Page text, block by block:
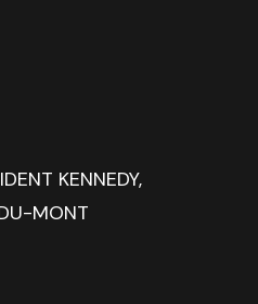
KENNEDY,
MONT